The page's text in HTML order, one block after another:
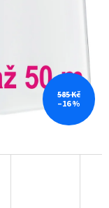
585 Kč
–16 %